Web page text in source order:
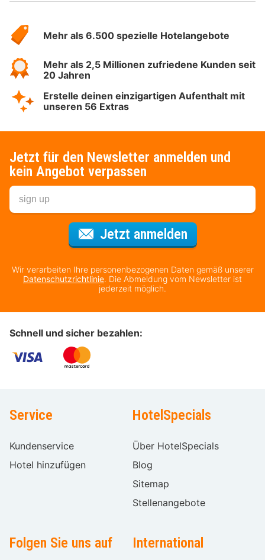
Hotelspecials
Mehr als 6.500 spezielle Hotelangebote
Mehr als 2,5 Millionen zufriedene Kunden seit
20 Jahren
Erstelle deinen einzigartigen Aufenthalt mit
unseren 56 Extras
Jetzt für den Newsletter anmelden und
kein Angebot verpassen
Jetzt anmeldenFür den
Wir verarbeiten Ihre personenbezogenen Daten gemäß unserer
Datenschutzrichtlinie. Die Abmeldung vom Newsletter ist
jederzeit möglich.
Schnell und sicher bezahlen:
Service
Kundenservice
Hotel hinzufügen
HotelSpecials
Über HotelSpecials
Blog
Sitemap
Stellenangebote
Folgen Sie uns auf International